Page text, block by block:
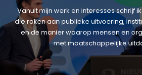
Vanuit mijn werk en interesses schrijf
die raken aan publieke uitvoering,
en de manier waarop mensen en
met maatschappelijke